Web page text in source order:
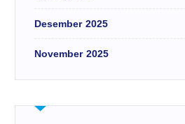
Desember 2025
November 2025